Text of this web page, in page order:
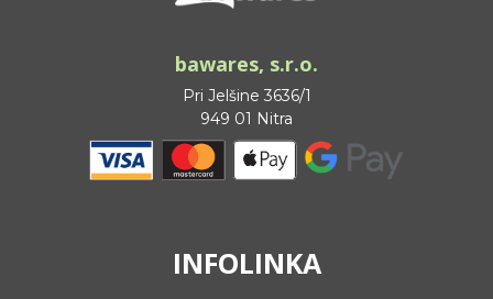
bawares, s.r.o.
Pri Jelšine 3636/1
949 01 Nitra
INFOLINKA